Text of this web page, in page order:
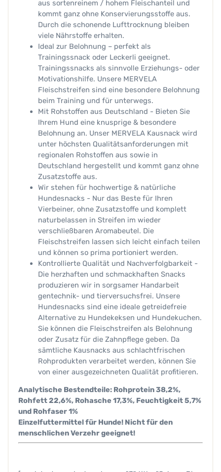
aus sortenreinem / hohem Fleischanteil und
kommt ganz ohne Konservierungsstoffe aus.
Durch die schonende Lufttrocknung bleiben
viele Nährstoffe erhalten.
Ideal zur Belohnung – perfekt als
Trainingssnack oder Leckerli geeignet.
Trainingssnacks als sinnvolle Erziehungs- oder
Motivationshilfe. Unsere MERVELA
Fleischstreifen sind eine besondere Belohnung
beim Training und für unterwegs.
Mit Rohstoffen aus Deutschland - Bieten Sie
Ihrem Hund eine knusprige & besondere
Belohnung an. Unser MERVELA Kausnack wird
unter höchsten Qualitätsanforderungen mit
regionalen Rohstoffen aus sowie in
Deutschland hergestellt und kommt ganz ohne
Zusatzstoffe aus.
Wir stehen für hochwertige & natürliche
Hundesnacks - Nur das Beste für Ihren
Vierbeiner, ohne Zusatzstoffe und komplett
naturbelassen in Streifen im wieder
verschließbaren Aromabeutel. Die
Fleischstreifen lassen sich leicht einfach teilen
und können so prima portioniert werden.
Kontrollierte Qualität und Nachverfolgbarkeit -
Die herzhaften und schmackhaften Snacks
produzieren wir in sorgsamer Handarbeit
gentechnik- und tierversuchsfrei. Unsere
Hundesnacks sind eine ideale getreidefreie
Alternative zu Hundekeksen und Hundekuchen.
Sie können die Fleischstreifen als Belohnung
oder Zusatz für die Zahnpflege geben. Da
sämtliche Kausnacks aus schlachtfrischen
Rohprodukten verarbeitet werden, können Sie
von einer ausgezeichneten Qualität profitieren.
Analytische Bestendteile: Rohprotein 38,2%,
Rohfett 22,6%, Rohasche 17,3%, Feuchtigkeit 5,7%
und Rohfaser 1%
Einzelfuttermittel für Hunde! Nicht für den
menschlichen Verzehr geeignet!